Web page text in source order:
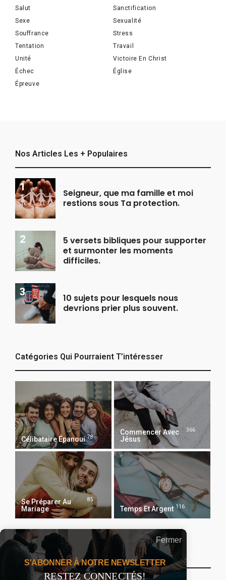
Salut
Sanctification
Sexe
Sexualité
Souffrance
Stress
Tentation
Travail
Unité
Victoire En Christ
Échec
Église
Épreuve
Nos Articles Les + Populaires
Seigneur, que ma famille et moi
restions sous Ta protection.
5 versets bibliques pour supporter
et surmonter les moments
difficiles.
10 sujets pour lesquels nous
devrions prier plus souvent.
Catégories Qui Pourraient T’intéresser
Célibataire Épanoui 78
Commencer Avec
Jésus
366
Se Préparer Au
Mariage
85
Temps Et Argent 116
Recevoir Notre Newsletter Chaque Matin
Fermer
S'ABONNER À NOTRE NEWSLETTER
RESTEZ CONNECTÉS!